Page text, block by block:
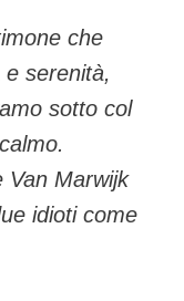
che
serenità,
sotto col
Van Marwijk
idioti come